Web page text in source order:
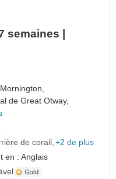
semaines |
Mornington,
de Great Otway,
de corail +2 de plus
en : Anglais